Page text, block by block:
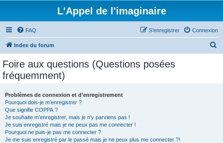
L'Appel de l'imaginaire
FAQ Connexion
S’enregistrer
Index du forum
Foire aux questions (Questions posées
fréquemment)
Problèmes de connexion et d’enregistrement
Pourquoi dois-je m’enregistrer ?
Que signifie COPPA ?
Je souhaite m’enregistrer, mais je n’y parviens pas !
Je suis enregistré mais je ne peux pas me connecter !
Pourquoi ne puis-je pas me connecter ?
Je me suis enregistré par le passé mais je ne peux plus me connecter ?!